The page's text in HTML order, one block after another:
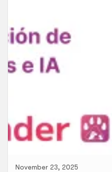
November 23, 2025